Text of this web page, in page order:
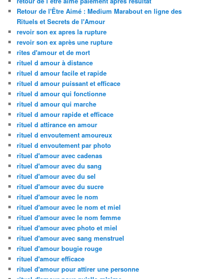
Retour de l'Être Aimé : Medium Marabout en ligne des
Rituels et Secrets de l'Amour
revoir son ex apres la rupture
revoir son ex après une rupture
rites d'amour et de mort
rituel d amour à distance
rituel d amour facile et rapide
rituel d amour puissant et efficace
rituel d amour qui fonctionne
rituel d amour qui marche
rituel d amour rapide et efficace
rituel d attirance en amour
rituel d envoutement amoureux
rituel d envoutement par photo
rituel d'amour avec cadenas
rituel d'amour avec du sang
rituel d'amour avec du sel
rituel d'amour avec du sucre
rituel d'amour avec le nom
rituel d'amour avec le nom et miel
rituel d'amour avec le nom femme
rituel d'amour avec photo et miel
rituel d'amour avec sang menstruel
rituel d'amour bougie rouge
rituel d'amour efficace
rituel d'amour pour attirer une personne